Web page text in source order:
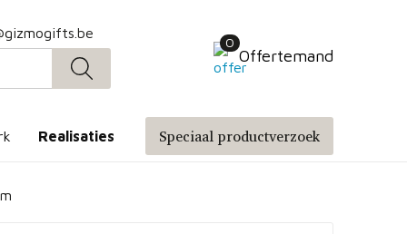
0
Offertemand
Realisaties Speciaal productverzoek